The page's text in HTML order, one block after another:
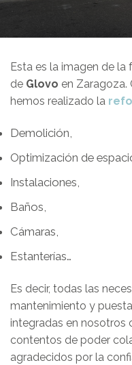
Esta es la imagen de la
de Glovo en Zaragoza.
hemos realizado la
Demolición,
Optimización de
Instalaciones,
Baños,
Cámaras,
Estanterías…
Es decir, todas las
mantenimiento y
integradas en nosotros
contentos de poder
agradecidos por la